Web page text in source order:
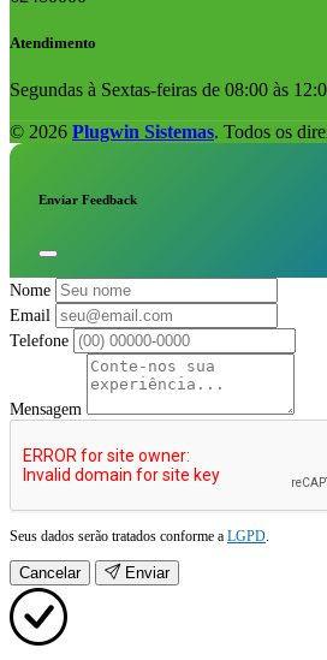
Atendimento
Segundas à Sextas-feiras de 08:00 às
© 2026 Plugwin Sistemas. Todos os
Enviar Feedback
Nome
Email
Telefone
Mensagem
Seus dados serão tratados conforme a LGPD
Cancelar Enviar